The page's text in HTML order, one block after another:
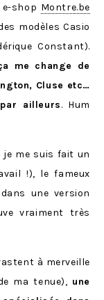
shop Montre.be
modèles Casio
Constant).
me change de
Cluse etc…
ailleurs. Hum
je me suis fait un
!), le fameux
une version
vraiment très
à merveille
ma tenue), une